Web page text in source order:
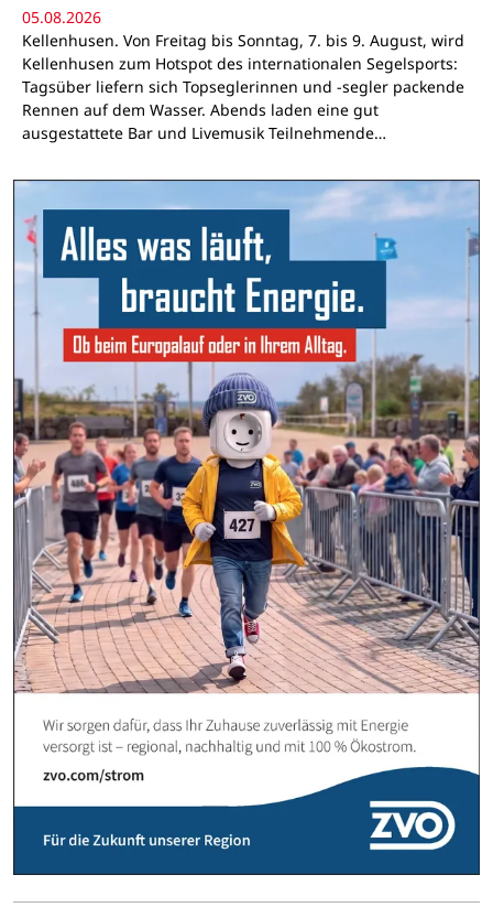
05.08.2026
Kellenhusen. Von Freitag bis Sonntag, 7. bis 9. August, wird
Kellenhusen zum Hotspot des internationalen Segelsports:
Tagsüber liefern sich Topseglerinnen und -segler packende
Rennen auf dem Wasser. Abends laden eine gut
ausgestattete Bar und Livemusik Teilnehmende…